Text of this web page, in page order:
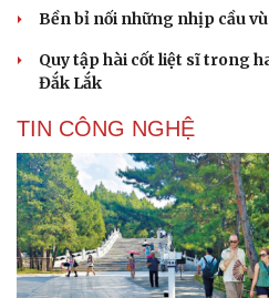
Bền bỉ nối những nhịp cầu
Quy tập hài cốt liệt sĩ trong
Đắk Lắk
TIN CÔNG NGHỆ